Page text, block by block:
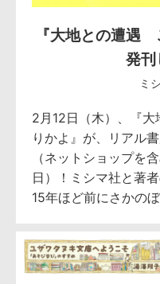
『大地との遭遇
発刊
ミ
2月12日（木）、『
りかよ』が、リアル
（ネットショップを
日）！ミシマ社と著
15年ほど前にさかのぼ